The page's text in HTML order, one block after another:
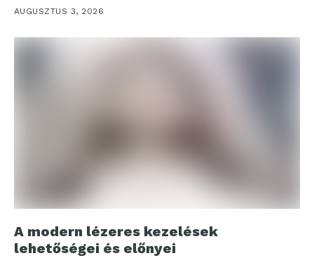
AUGUSZTUS 3, 2026
A modern lézeres kezelések
lehetőségei és előnyei